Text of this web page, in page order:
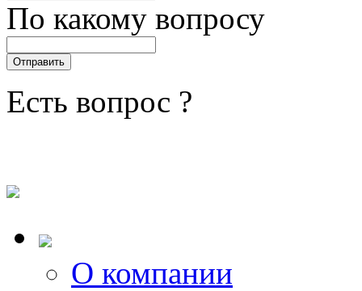
По какому вопросу
Есть вопрос ?
О компании